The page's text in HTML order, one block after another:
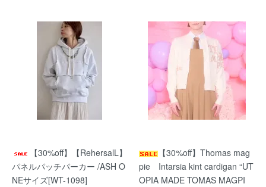
【30%off】【RehersalL】
パネルパッチパーカー /ASH O
NEサイズ[WT-1098]
【30%off】Thomas mag
pie Intarsia kint cardigan “UT
OPIA MADE TOMAS MAGPI